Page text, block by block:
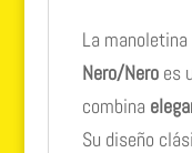
La manoletina
Nero/Neroes
combina
Su diseño